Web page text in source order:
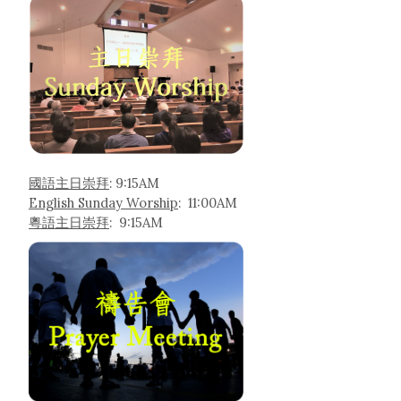
國語主日崇拜: 9:15AM
English Sunday Worship: 11:00AM
粵語主日崇拜: 9:15AM